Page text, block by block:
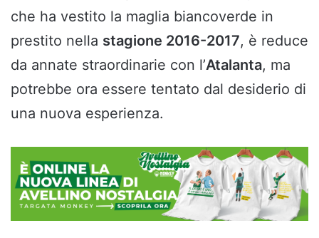
che ha vestito la maglia biancoverde in
prestito nella stagione 2016-2017, è reduce
da annate straordinarie con l’Atalanta, ma
potrebbe ora essere tentato dal desiderio di
una nuova esperienza.